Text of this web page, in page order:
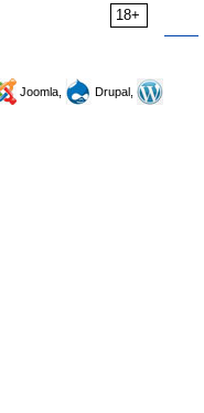
18+
Joomla,
Drupal,